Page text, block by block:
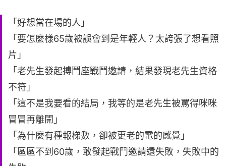
「好想當在場的人」
「要怎麼樣65歲被誤會到是年輕人？太誇張了想看照
片」
「老先生發起搏鬥座戰鬥邀請，結果發現老先生資格
不符」
「這不是我要看的結局，我等的是老先生被罵得咪咪
冒冒再離開」
「為什麼有種報梯數，卻被更老的電的感覺」
「區區不到60歲，敢發起戰鬥邀請還失敗，失敗中的